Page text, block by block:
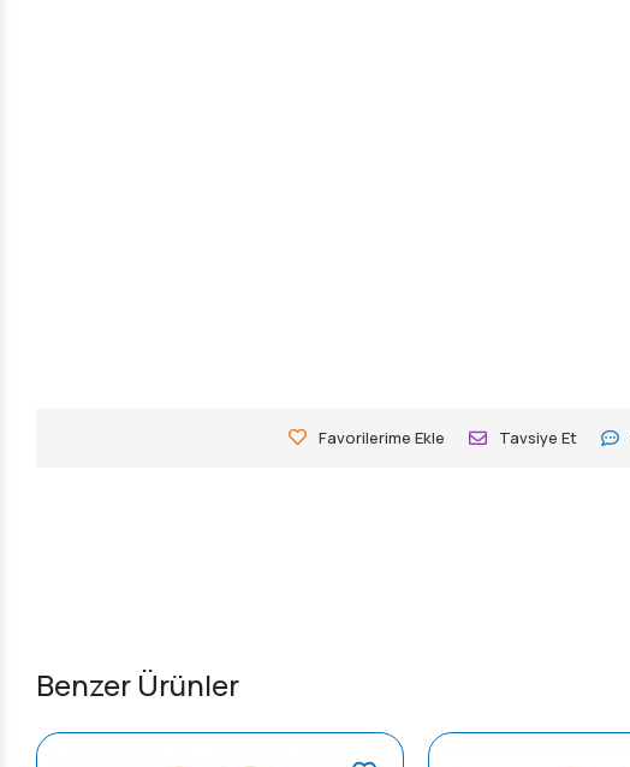
Favorilerime Ekle Tavsiye Et
Benzer Ürünler